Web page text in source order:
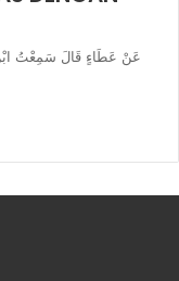
عَنْ عَطَاءٍ قَالَ سَمِعْتُ